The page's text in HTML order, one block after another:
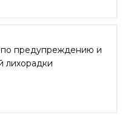
предупреждению и
лихорадки